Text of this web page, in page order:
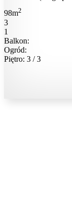
98m2
3
1
Balkon:
Ogród:
Piętro: 3 / 3